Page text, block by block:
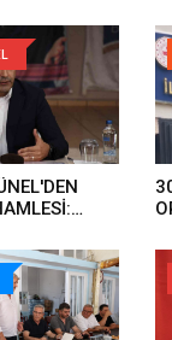
HUKUK
HESAP